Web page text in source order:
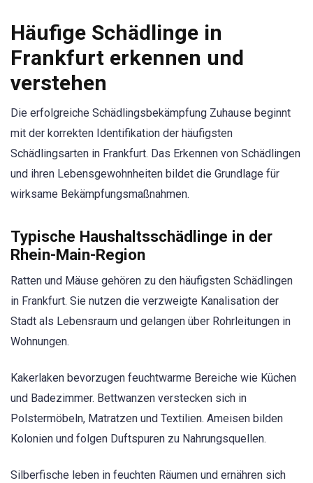
Häufige Schädlinge in
Frankfurt erkennen und
verstehen
Die erfolgreiche Schädlingsbekämpfung Zuhause beginnt
mit der korrekten Identifikation der häufigsten
Schädlingsarten in Frankfurt. Das Erkennen von Schädlingen
und ihren Lebensgewohnheiten bildet die Grundlage für
wirksame Bekämpfungsmaßnahmen.
Typische Haushaltsschädlinge in der
Rhein-Main-Region
Ratten und Mäuse gehören zu den häufigsten Schädlingen
in Frankfurt. Sie nutzen die verzweigte Kanalisation der
Stadt als Lebensraum und gelangen über Rohrleitungen in
Wohnungen.
Kakerlaken bevorzugen feuchtwarme Bereiche wie Küchen
und Badezimmer. Bettwanzen verstecken sich in
Polstermöbeln, Matratzen und Textilien. Ameisen bilden
Kolonien und folgen Duftspuren zu Nahrungsquellen.
Silberfische leben in feuchten Räumen und ernähren sich